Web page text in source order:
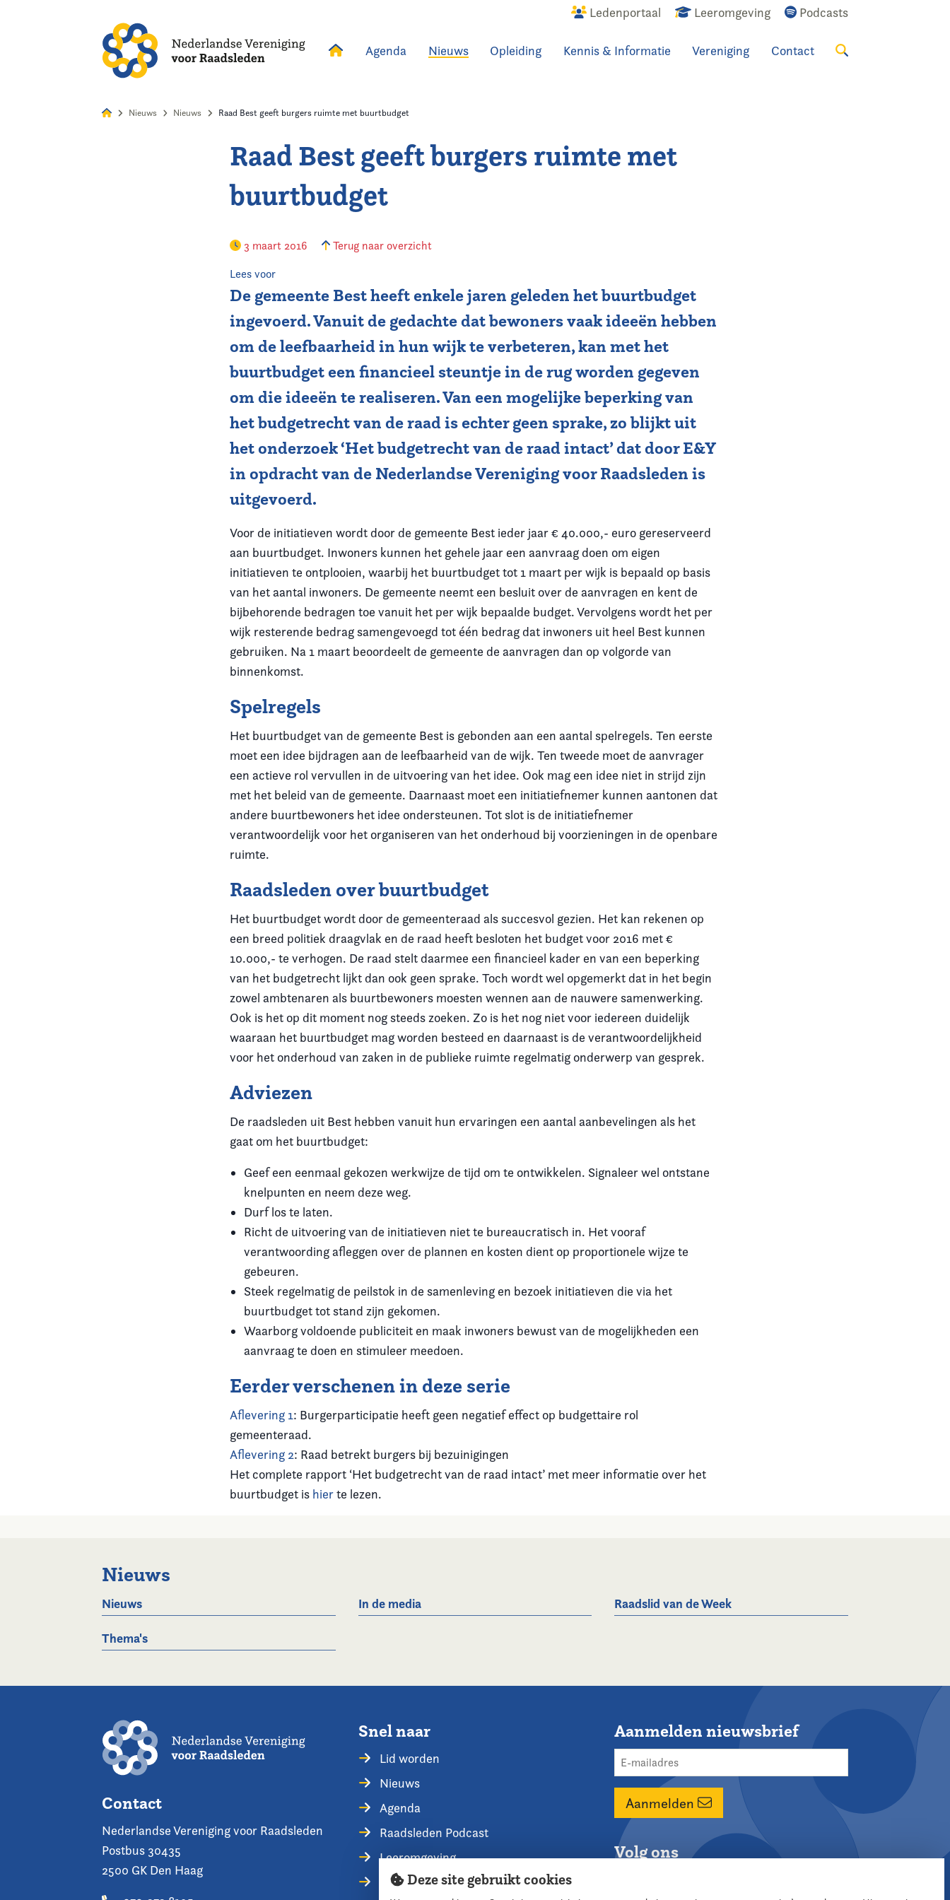
Ledenportaal Leeromgeving Podcasts
Agenda Nieuws Opleiding Kennis & Informatie Vereniging Contact
Nieuws Nieuws Raad Best geeft burgers ruimte met buurtbudget
Raad Best geeft burgers ruimte met
buurtbudget
3 maart 2016 Terug naar overzicht
Lees voor
De gemeente Best heeft enkele jaren geleden het buurtbudget
ingevoerd. Vanuit de gedachte dat bewoners vaak ideeën hebben
om de leefbaarheid in hun wijk te verbeteren, kan met het
buurtbudget een financieel steuntje in de rug worden gegeven
om die ideeën te realiseren. Van een mogelijke beperking van
het budgetrecht van de raad is echter geen sprake, zo blijkt uit
het onderzoek ‘Het budgetrecht van de raad intact’ dat door E&Y
in opdracht van de Nederlandse Vereniging voor Raadsleden is
uitgevoerd.
Voor de initiatieven wordt door de gemeente Best ieder jaar € 40.000,- euro gereserveerd
aan buurtbudget. Inwoners kunnen het gehele jaar een aanvraag doen om eigen
initiatieven te ontplooien, waarbij het buurtbudget tot 1 maart per wijk is bepaald op basis
van het aantal inwoners. De gemeente neemt een besluit over de aanvragen en kent de
bijbehorende bedragen toe vanuit het per wijk bepaalde budget. Vervolgens wordt het per
wijk resterende bedrag samengevoegd tot één bedrag dat inwoners uit heel Best kunnen
gebruiken. Na 1 maart beoordeelt de gemeente de aanvragen dan op volgorde van
binnenkomst.
Spelregels
Het buurtbudget van de gemeente Best is gebonden aan een aantal spelregels. Ten eerste
moet een idee bijdragen aan de leefbaarheid van de wijk. Ten tweede moet de aanvrager
een actieve rol vervullen in de uitvoering van het idee. Ook mag een idee niet in strijd zijn
met het beleid van de gemeente. Daarnaast moet een initiatiefnemer kunnen aantonen dat
andere buurtbewoners het idee ondersteunen. Tot slot is de initiatiefnemer
verantwoordelijk voor het organiseren van het onderhoud bij voorzieningen in de openbare
ruimte.
Raadsleden over buurtbudget
Het buurtbudget wordt door de gemeenteraad als succesvol gezien. Het kan rekenen op
een breed politiek draagvlak en de raad heeft besloten het budget voor 2016 met €
10.000,- te verhogen. De raad stelt daarmee een financieel kader en van een beperking
van het budgetrecht lijkt dan ook geen sprake. Toch wordt wel opgemerkt dat in het begin
zowel ambtenaren als buurtbewoners moesten wennen aan de nauwere samenwerking.
Ook is het op dit moment nog steeds zoeken. Zo is het nog niet voor iedereen duidelijk
waaraan het buurtbudget mag worden besteed en daarnaast is de verantwoordelijkheid
voor het onderhoud van zaken in de publieke ruimte regelmatig onderwerp van gesprek.
Adviezen
De raadsleden uit Best hebben vanuit hun ervaringen een aantal aanbevelingen als het
gaat om het buurtbudget:
Geef een eenmaal gekozen werkwijze de tijd om te ontwikkelen. Signaleer wel ontstane
knelpunten en neem deze weg.
Durf los te laten.
Richt de uitvoering van de initiatieven niet te bureaucratisch in. Het vooraf
verantwoording afleggen over de plannen en kosten dient op proportionele wijze te
gebeuren.
Steek regelmatig de peilstok in de samenleving en bezoek initiatieven die via het
buurtbudget tot stand zijn gekomen.
Waarborg voldoende publiciteit en maak inwoners bewust van de mogelijkheden een
aanvraag te doen en stimuleer meedoen.
Eerder verschenen in deze serie
Aflevering 1: Burgerparticipatie heeft geen negatief effect op budgettaire rol
gemeenteraad.
Aflevering 2: Raad betrekt burgers bij bezuinigingen
Het complete rapport ‘Het budgetrecht van de raad intact’ met meer informatie over het
buurtbudget is hierte lezen.
Nieuws
Nieuws In de media Raadslid van de Week
Thema's
Contact
Nederlandse Vereniging voor Raadsleden
Postbus 30435
2500 GK Den Haag
Snel naar
Lid worden
Nieuws
Agenda
Raadsleden Podcast
Leeromgeving
Privacyverklaring
Aanmelden nieuwsbrief
Aanmelden
Volg ons
Deze site gebruikt cookies